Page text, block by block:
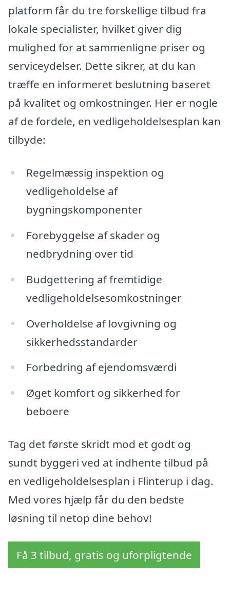
platform får du tre forskellige tilbud fra
lokale specialister, hvilket giver dig
mulighed for at sammenligne priser og
serviceydelser. Dette sikrer, at du kan
træffe en informeret beslutning baseret
på kvalitet og omkostninger. Her er nogle
af de fordele, en vedligeholdelsesplan kan
tilbyde:
Regelmæssig inspektion og
vedligeholdelse af
bygningskomponenter
Forebyggelse af skader og
nedbrydning over tid
Budgettering af fremtidige
vedligeholdelsesomkostninger
Overholdelse af lovgivning og
sikkerhedsstandarder
Forbedring af ejendomsværdi
Øget komfort og sikkerhed for
beboere
Tag det første skridt mod et godt og
sundt byggeri ved at indhente tilbud på
en vedligeholdelsesplan i Flinterup i dag.
Med vores hjælp får du den bedste
løsning til netop dine behov!
Få 3 tilbud, gratis og uforpligtende